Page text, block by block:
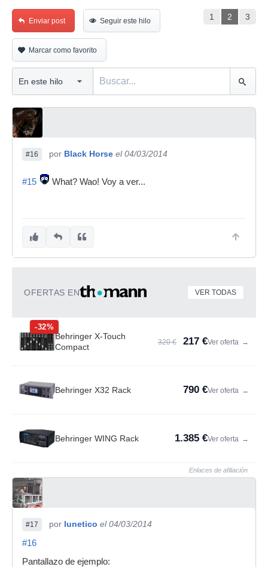
1 2 3
Enviar post Seguir este hilo
Marcar como favorito
#16 por Black Horse el 04/03/2014
#15 What? Wao! Voy a ver...
OFERTAS EN VER TODAS
-32%
Behringer X-Touch
Compact
320 € 217 €Ver oferta →
Behringer X32 Rack 790 €Ver oferta →
Behringer WING Rack 1.385 €Ver oferta →
Enlaces de afiliación
#17 por lunetico el 04/03/2014
#16
Pantallazo de ejemplo: